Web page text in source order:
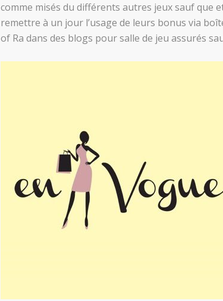
comme misés du différents autres jeux sauf
remettre à un jour l’usage de leurs bonus via
of Ra dans des blogs pour salle de jeu assurés